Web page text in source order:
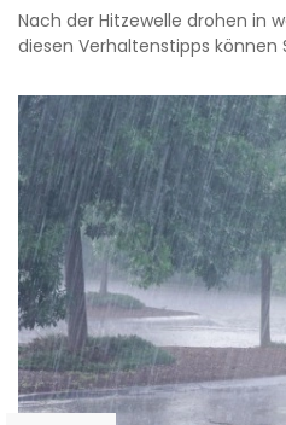
Nach der Hitzewelle drohen in
diesen Verhaltenstipps können